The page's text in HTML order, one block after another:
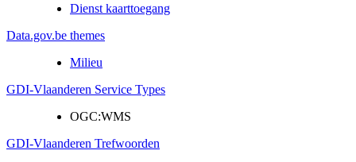
Dienst kaarttoegang
Data.gov.be themes
Milieu
GDI-Vlaanderen Service Types
OGC:WMS
GDI-Vlaanderen Trefwoorden